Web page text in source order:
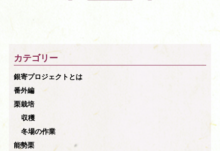
カテゴリー
銀寄プロジェクトとは
番外編
栗栽培
収穫
冬場の作業
能勢栗